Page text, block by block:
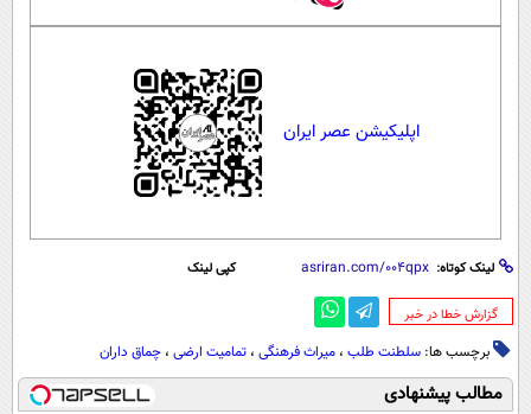
اپلیکیشن عصر ایران
لینک کوتاه: کپی لینک
‌گزارش خطا در خبر
برچسب ها: سلطنت طلب ، میراث فرهنگی ، تمامیت ارضی ، چماق داران
مطالب پیشنهادی